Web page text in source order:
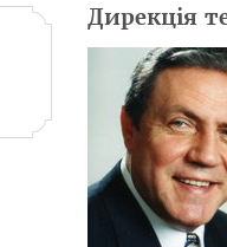
Дирекція